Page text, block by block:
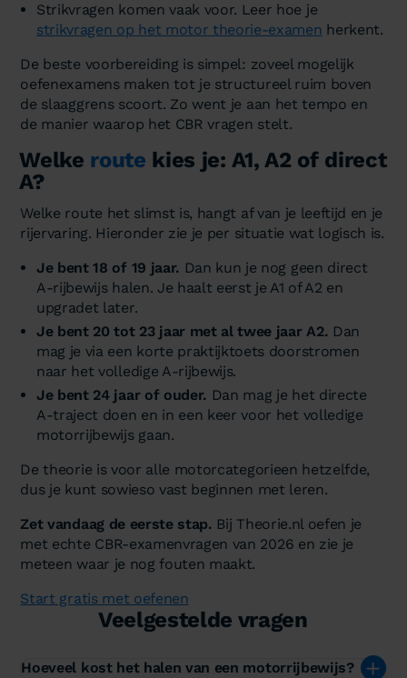
Strikvragen komen vaak voor. Leer hoe je
strikvragen op het motor theorie-examen herkent.
De beste voorbereiding is simpel: zoveel mogelijk
oefenexamens maken tot je structureel ruim boven
de slaaggrens scoort. Zo went je aan het tempo en
de manier waarop het CBR vragen stelt.
Welke route kies je: A1, A2 of direct
A?
Welke route het slimst is, hangt af van je leeftijd en je
rijervaring. Hieronder zie je per situatie wat logisch is.
Je bent 18 of 19 jaar. Dan kun je nog geen direct
A-rijbewijs halen. Je haalt eerst je A1 of A2 en
upgradet later.
Je bent 20 tot 23 jaar met al twee jaar A2. Dan
mag je via een korte praktijktoets doorstromen
naar het volledige A-rijbewijs.
Je bent 24 jaar of ouder. Dan mag je het directe
A-traject doen en in een keer voor het volledige
motorrijbewijs gaan.
De theorie is voor alle motorcategorieen hetzelfde,
dus je kunt sowieso vast beginnen met leren.
Zet vandaag de eerste stap. Bij Theorie.nl oefen je
met echte CBR-examenvragen van 2026 en zie je
meteen waar je nog fouten maakt.
Start gratis met oefenen
Veelgestelde vragen
Hoeveel kost het halen van een motorrijbewijs?